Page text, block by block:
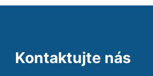
Kontaktujte nás